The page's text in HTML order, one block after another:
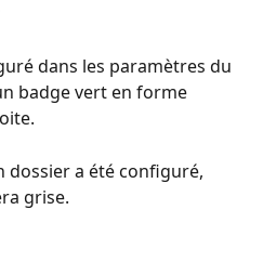
dans les paramètres du
badge vert en forme
dossier a été configuré,
grise.